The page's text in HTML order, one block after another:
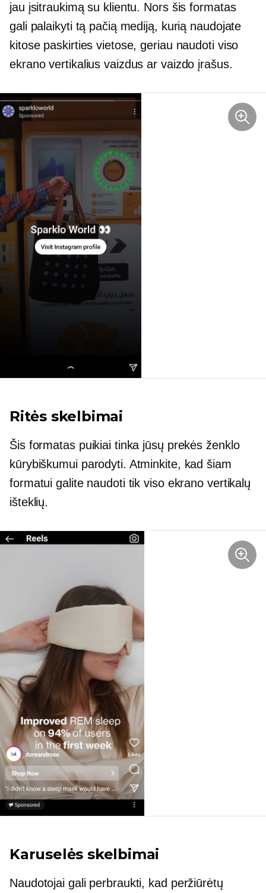
jau įsitraukimą su klientu. Nors šis formatas
gali palaikyti tą pačią mediją, kurią naudojate
kitose paskirties vietose, geriau naudoti viso
ekrano vertikalius vaizdus ar vaizdo įrašus.
Ritės skelbimai
Šis formatas puikiai tinka jūsų prekės ženklo
kūrybiškumui parodyti. Atminkite, kad šiam
formatui galite naudoti tik viso ekrano vertikalų
išteklių.
Karuselės skelbimai
Naudotojai gali perbraukti, kad peržiūrėtų